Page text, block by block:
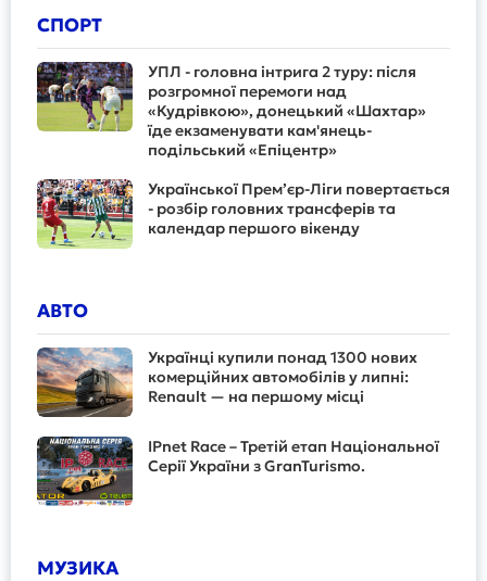
СПОРТ
УПЛ - головна інтрига 2 туру: після
розгромної перемоги над
«Кудрівкою», донецький «Шахтар»
їде екзаменувати кам'янець-
подільський «Епіцентр»
Української Прем’єр-Ліги повертається
- розбір головних трансферів та
календар першого вікенду
АВТО
Українці купили понад 1300 нових
комерційних автомобілів у липні:
Renault — на першому місці
IPnet Race – Третій етап Національної
Серії України з GranTurismo.
МУЗИКА